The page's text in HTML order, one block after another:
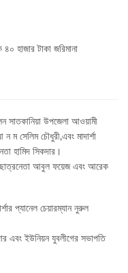
৪০ হাজার টাকা জরিমানা
সাতকানিয়া উপজেলা আওয়ামী
ম সেলিম চৌধুরী,এবং মাদার্শা
হামিদ সিকদার।
ছাত্রনেতা আবুল ফয়েজ এবং আরেক
প্যানেল চেয়ারম্যান নুরুল
এবং ইউনিয়ন যুবলীগের সভাপতি